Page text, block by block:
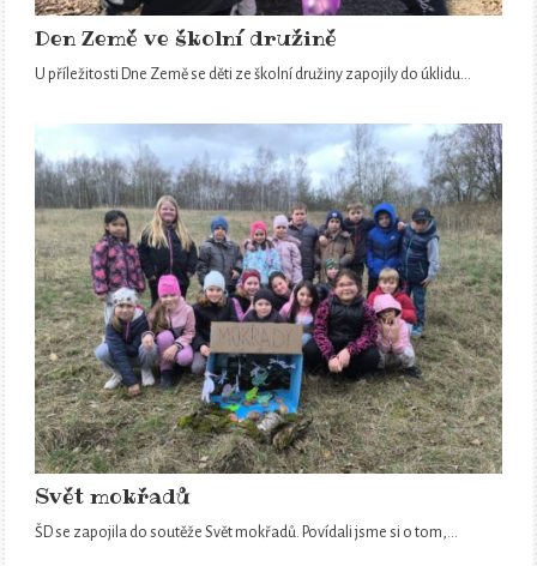
Den Země ve školní družině
U příležitosti Dne Země se děti ze školní družiny zapojily do úklidu…
Svět mokřadů
ŠD se zapojila do soutěže Svět mokřadů. Povídali jsme si o tom,…